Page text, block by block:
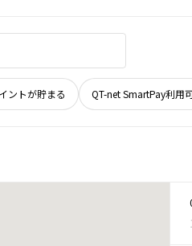
ントが貯まる QT-net SmartPay利用